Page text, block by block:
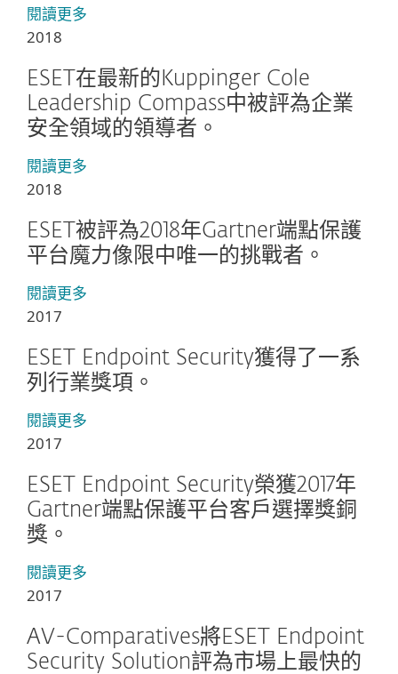
閱讀更多
2018
ESET在最新的Kuppinger Cole
Leadership Compass中被評為企業
安全領域的領導者。
閱讀更多
2018
ESET被評為2018年Gartner端點保護
平台魔力像限中唯一的挑戰者。
閱讀更多
2017
ESET Endpoint Security獲得了一系
列行業獎項。
閱讀更多
2017
ESET Endpoint Security榮獲2017年
Gartner端點保護平台客戶選擇獎銅
獎。
閱讀更多
2017
AV-Comparatives將ESET Endpoint
Security Solution評為市場上最快的